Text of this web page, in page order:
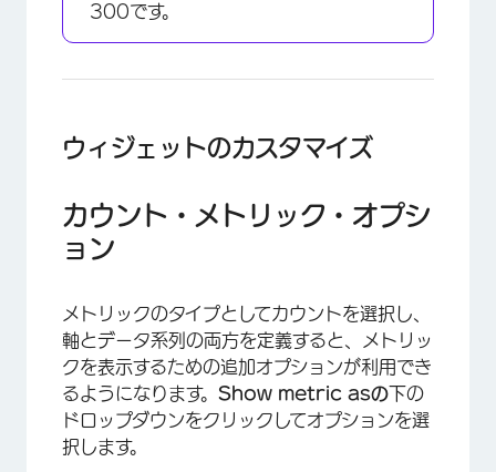
×
300です。
ウィジェットのカスタマイズ
カウント・メトリック・オプシ
ョン
メトリックのタイプとしてカウントを選択し、
軸とデータ系列の両方を定義すると、メトリッ
クを表示するための追加オプションが利用でき
るようになります。 Show metric asの下の
ドロップダウンをクリックしてオプションを選
択します。